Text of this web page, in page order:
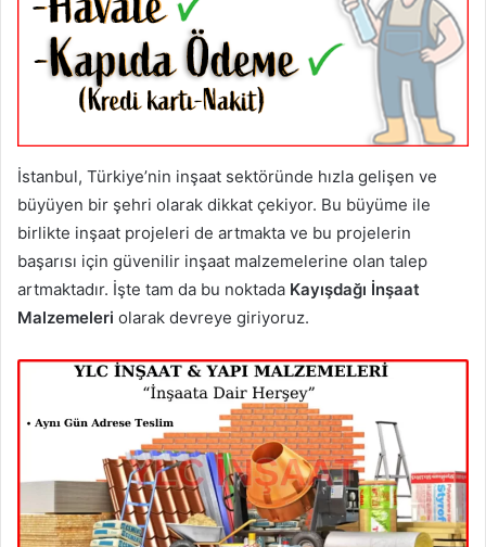
İstanbul, Türkiye’nin inşaat sektöründe hızla gelişen ve
büyüyen bir şehri olarak dikkat çekiyor. Bu büyüme ile
birlikte inşaat projeleri de artmakta ve bu projelerin
başarısı için güvenilir inşaat malzemelerine olan talep
artmaktadır. İşte tam da bu noktada Kayışdağı İnşaat
Malzemeleri olarak devreye giriyoruz.